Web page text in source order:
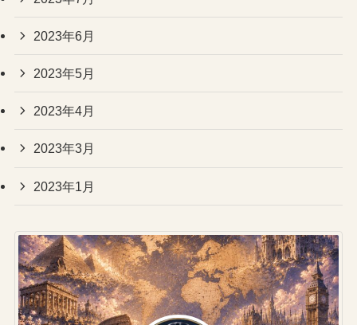
2023年6月
2023年5月
2023年4月
2023年3月
2023年1月